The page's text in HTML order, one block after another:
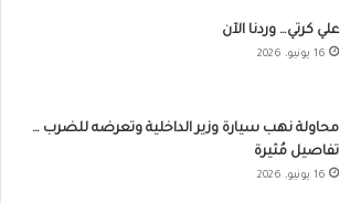
علي كرتي… وردنا الآن
16 يونيو، 2026
محاولة نهب سيارة وزير الداخلية وتعرضه للضرب …
تفاصيل مُثيرة
16 يونيو، 2026